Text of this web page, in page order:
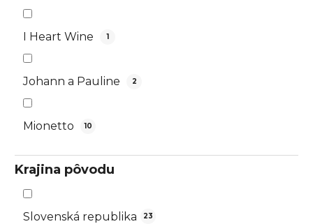
I Heart Wine 1
Johann a Pauline 2
Mionetto 10
Krajina pôvodu
Slovenská republika 23